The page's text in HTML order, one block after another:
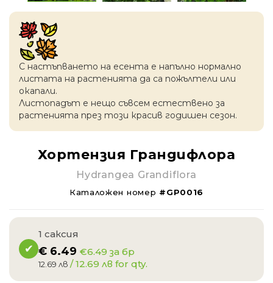
С настъпването на есентa е напълно нормално
листата на растенията да са пожълтели или
окапaли.
Листопадът е нещо съвсем естествено за
растенията през този красив годишен сезон.
Хортензия Грандифлора
Hydrangea Grandiflora
Каталожен номер #GP0016
1 саксия
€ 6.49 €6.49 за бр
12.69 лв / 12.69 лв for qty.